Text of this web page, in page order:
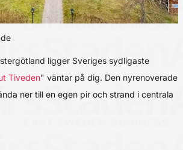
ligger Sveriges sydligaste
Tiveden" väntar på dig. Den nyrenoverade
ner till en egen pir och strand i centrala